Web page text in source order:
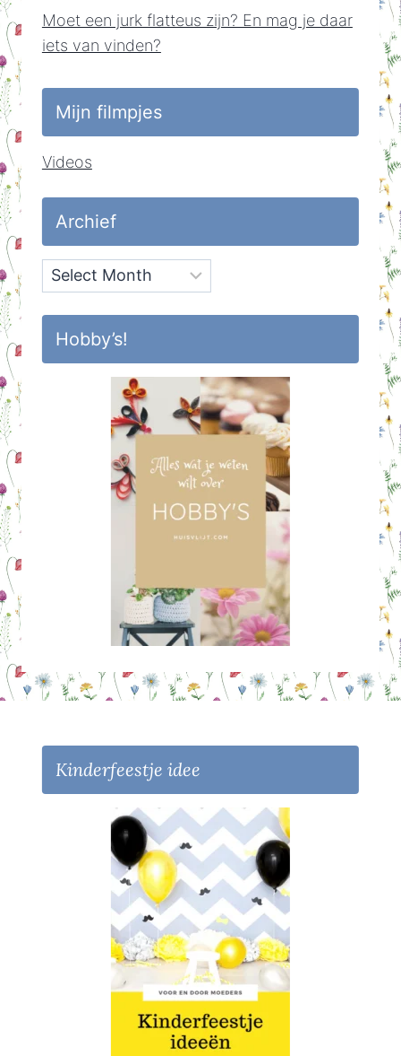
Moet een jurk flatteus zijn? En mag je daar
iets van vinden?
Mijn filmpjes
Videos
Archief
Archief
Hobby’s!
Kinderfeestje idee